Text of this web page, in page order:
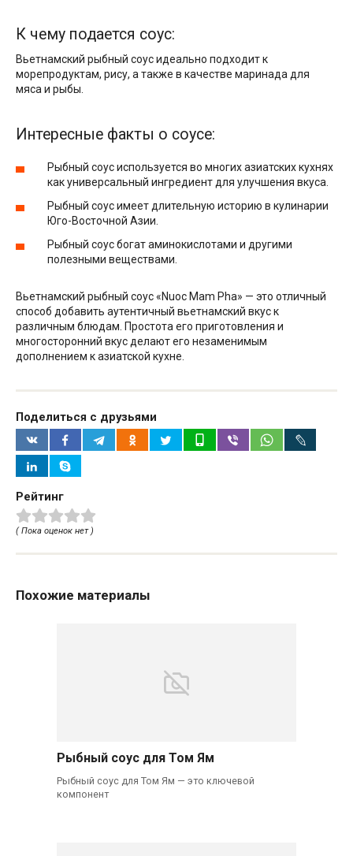
К чему подается соус:
Вьетнамский рыбный соус идеально подходит к
морепродуктам, рису, а также в качестве маринада для
мяса и рыбы.
Интересные факты о соусе:
Рыбный соус используется во многих азиатских кухнях
как универсальный ингредиент для улучшения вкуса.
Рыбный соус имеет длительную историю в кулинарии
Юго-Восточной Азии.
Рыбный соус богат аминокислотами и другими
полезными веществами.
Вьетнамский рыбный соус «Nuoc Mam Pha» — это отличный
способ добавить аутентичный вьетнамский вкус к
различным блюдам. Простота его приготовления и
многосторонний вкус делают его незаменимым
дополнением к азиатской кухне.
Поделиться с друзьями
Рейтинг
( Пока оценок нет )
Похожие материалы
Рыбный соус для Том Ям
Рыбный соус для Том Ям — это ключевой
компонент